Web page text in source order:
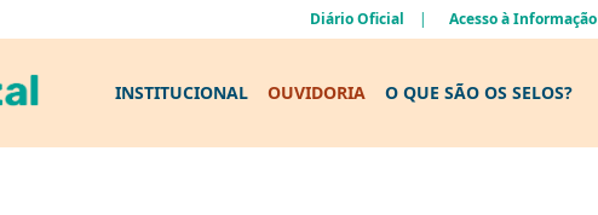
Diário Oficial Acesso à Informação
INSTITUCIONAL OUVIDORIA O QUE SÃO OS SELOS?